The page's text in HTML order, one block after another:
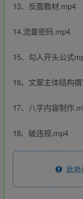
13、反面教材.mp4
14.流量密码.mp4
15、勾人开头公式
16、文案主体结构
17、八字内容制作
18、破违规.mp4
此处